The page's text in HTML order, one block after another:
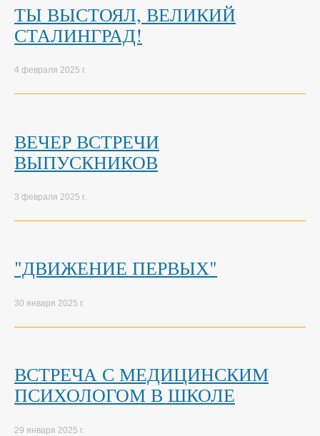
ТЫ ВЫСТОЯЛ, ВЕЛИКИЙ
СТАЛИНГРАД!
4 февраля 2025 г.
ВЕЧЕР ВСТРЕЧИ
ВЫПУСКНИКОВ
3 февраля 2025 г.
"ДВИЖЕНИЕ ПЕРВЫХ"
30 января 2025 г.
ВСТРЕЧА С МЕДИЦИНСКИМ
ПСИХОЛОГОМ В ШКОЛЕ
29 января 2025 г.